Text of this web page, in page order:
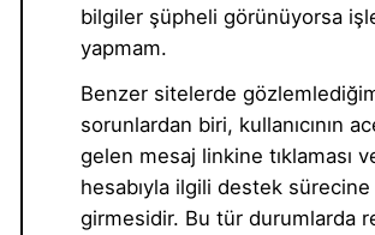
bilgiler şüpheli görünüyorsa
yapmam.
Benzer sitelerde
sorunlardan biri, kullanıcının
gelen mesaj linkine tıklaması
hesabıyla ilgili destek sürecine
girmesidir. Bu tür durumlarda